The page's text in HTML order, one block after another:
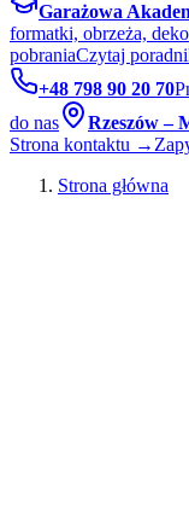
Garażowa
formatki, obrzeża,
pobraniaCzytaj
+48 798 90 20 70
do nas
Rzeszów –
Strona kontaktu →
Strona główna